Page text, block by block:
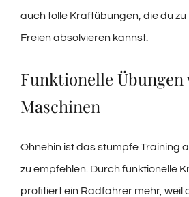
auch tolle Kraftübungen, die du zu
Freien absolvieren kannst.
Funktionelle Übungen
Maschinen
Ohnehin ist das stumpfe Training
zu empfehlen. Durch funktionelle
profitiert ein Radfahrer mehr, weil